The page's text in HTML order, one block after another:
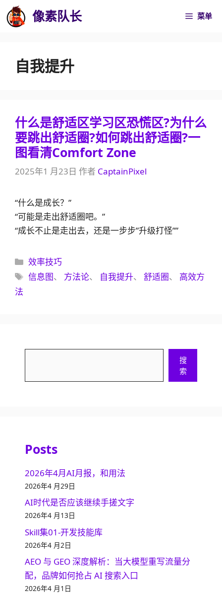
至
像素队长 菜单
自我提升
什么是舒适区学习区恐慌区?为什么
要跳出舒适圈?如何跳出舒适圈?一
图看清Comfort Zone
2025年1 月23日 作者 CaptainPixel
“什么是成长？”
“可能是走出舒适圈吧。”
“成长不止是走出去，还是一步步”升级打怪””
分
类
效率技巧
标
信息图、 方法论、 自我提升、舒适圈、 高效方
法
搜
索
Posts
2026年4月AI月报，和用法
2026年4 月29日
AI时代是否应该继续手搓文字
2026年4 月13日
Skill集01-开发技能库
2026年4 月2日
AEO 与 GEO 深度解析：当大模型重写流量分
配，品牌如何抢占 AI 搜索入口
2026年4 月1日